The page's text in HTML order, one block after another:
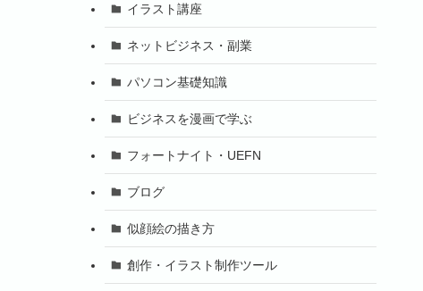
イラスト講座
ネットビジネス・副業
パソコン基礎知識
ビジネスを漫画で学ぶ
フォートナイト・UEFN
ブログ
似顔絵の描き方
創作・イラスト制作ツール